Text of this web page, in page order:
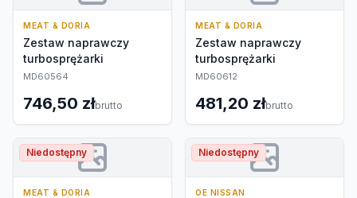
MEAT & DORIA
Zestaw naprawczy
turbosprężarki
MD60564
746,50 złbrutto
MEAT & DORIA
Zestaw naprawczy
turbosprężarki
MD60612
481,20 złbrutto
Niedostępny
MEAT & DORIA
Niedostępny
OE NISSAN